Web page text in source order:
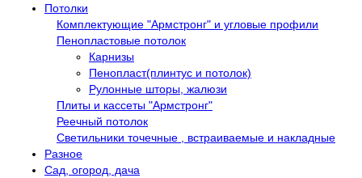
Потолки
Комплектующие "Армстронг" и угловые профили
Пенопластовые потолок
Карнизы
Пенопласт(плинтус и потолок)
Рулонные шторы, жалюзи
Плиты и кассеты "Армстронг"
Реечный потолок
Светильники точечные , встраиваемые и накладные
Разное
Сад, огород, дача